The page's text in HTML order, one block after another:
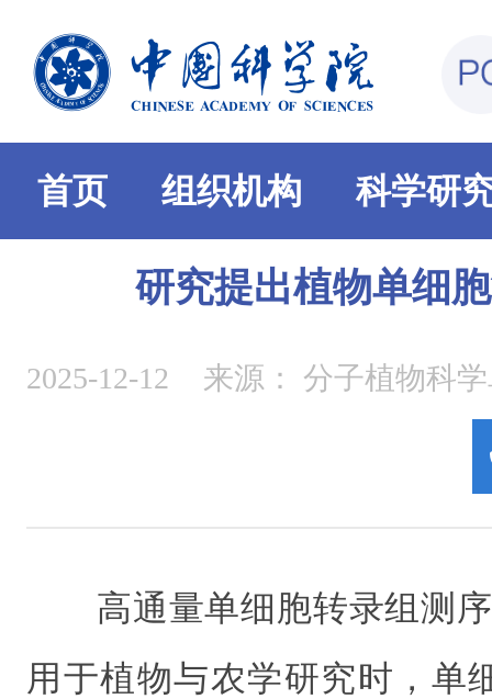
首页 组织机构 科学研
研究提出植物单细
2025-12-12 来源： 分子植物科
高通量单细胞转录组测
用于植物与农学研究时，单